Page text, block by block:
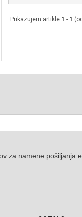
Prikazujem artikle 1 - 1 (od